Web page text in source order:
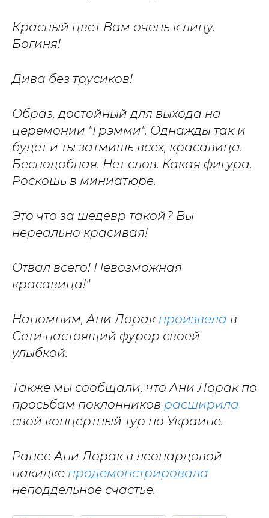
Красный цвет Вам очень к лицу.
Богиня!
Дива без трусиков!
Образ, достойный для выхода на
церемонии "Грэмми". Однажды так и
будет и ты затмишь всех, красавица.
Бесподобная. Нет слов. Какая фигура.
Роскошь в миниатюре.
Это что за шедевр такой? Вы
нереально красивая!
Отвал всего! Невозможная
красавица!"
Напомним, Ани Лорак произвела в
Сети настоящий фурор своей
улыбкой.
Также мы сообщали, что Ани Лорак по
просьбам поклонников расширила
свой концертный тур по Украине.
Ранее Ани Лорак в леопардовой
накидке продемонстрировала
неподдельное счастье.